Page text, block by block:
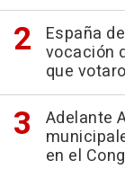
España
vocación
que
Adelante
en el